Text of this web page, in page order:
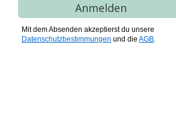
Anmelden
Mit dem Absenden akzeptierst du unsere
Datenschutzbestimmungen und die AGB.